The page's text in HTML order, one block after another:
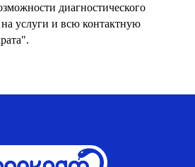
диагностического
услуги и всю контактную